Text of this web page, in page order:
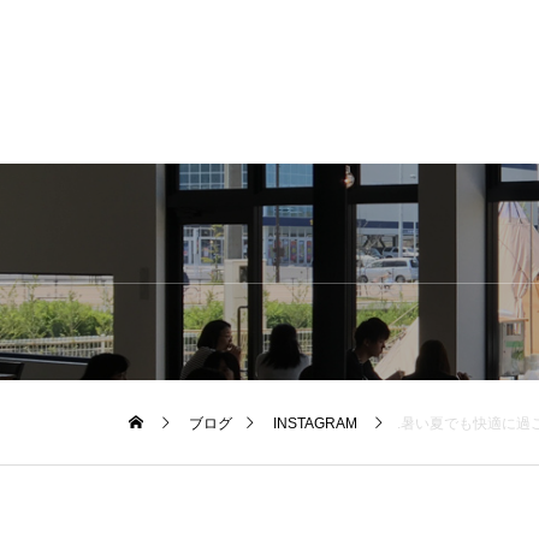
ブログ INSTAGRAM .暑い夏でも快適に過ごせる